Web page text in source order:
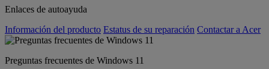
Enlaces de autoayuda
Información del producto Estatus de su reparación Contactar a Acer
Preguntas frecuentes de Windows 11